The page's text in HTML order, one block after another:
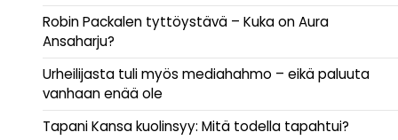
Robin Packalen tyttöystävä – Kuka on Aura
Ansaharju?
Urheilijasta tuli myös mediahahmo – eikä paluuta
vanhaan enää ole
Tapani Kansa kuolinsyy: Mitä todella tapahtui?